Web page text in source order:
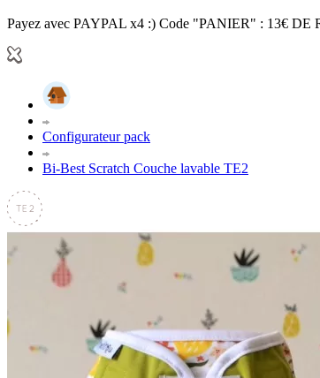
Payez avec PAYPAL x4 :) Code "PANIER" : 13€
Configurateur pack
Bi-Best Scratch Couche lavable TE2